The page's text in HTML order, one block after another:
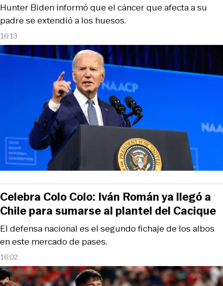
16:13
Hunter Biden informó que el cáncer que afecta a su
padre se extendió a los huesos.
16:02
El defensa nacional es el segundo fichaje de los albos
en este mercado de pases.
Celebra Colo Colo: Iván Román ya llegó a
Chile para sumarse al plantel del Cacique